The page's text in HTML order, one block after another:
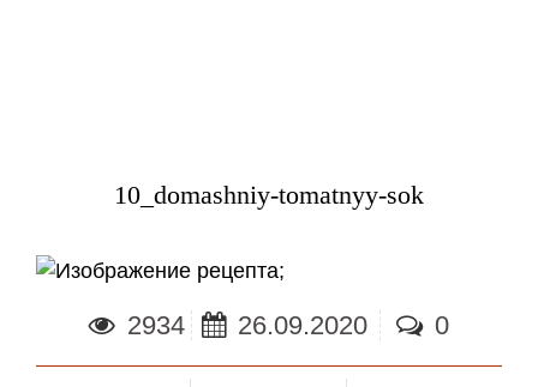
10_domashniy-tomatnyy-sok
;
2934 26.09.2020 0